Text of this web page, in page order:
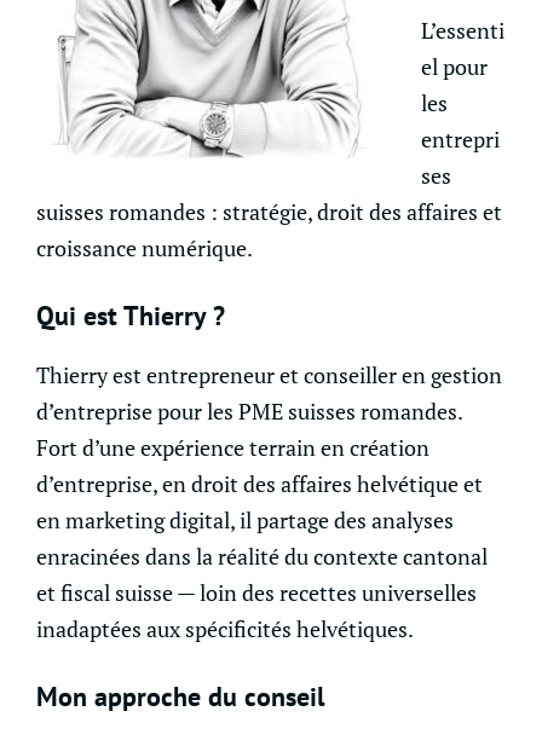
L’essenti
el pour
les
entrepri
ses
suisses romandes : stratégie, droit des affaires et
croissance numérique.
Qui est Thierry ?
Thierry est entrepreneur et conseiller en gestion
d’entreprise pour les PME suisses romandes.
Fort d’une expérience terrain en création
d’entreprise, en droit des affaires helvétique et
en marketing digital, il partage des analyses
enracinées dans la réalité du contexte cantonal
et fiscal suisse — loin des recettes universelles
inadaptées aux spécificités helvétiques.
Mon approche du conseil